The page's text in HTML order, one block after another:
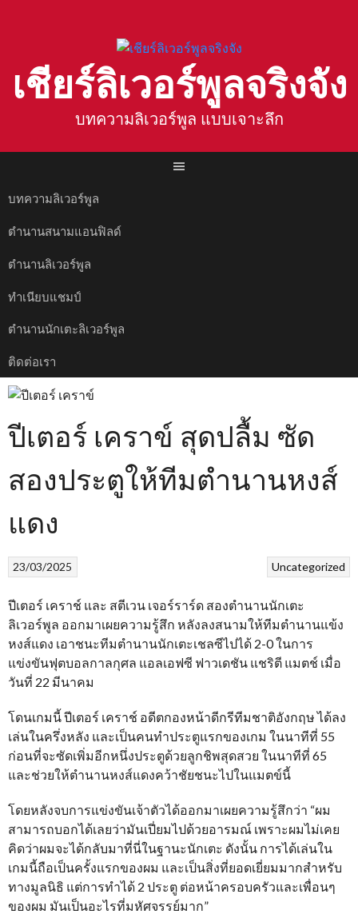
เชียร์ลิเวอร์พูลจริงจัง
บทความลิเวอร์พูล แบบเจาะลึก
บทความลิเวอร์พูล
ตำนานสนามแอนฟิลด์
ตำนานลิเวอร์พูล
ทำเนียบแชมป์
ตำนานนักเตะลิเวอร์พูล
ติดต่อเรา
ปีเตอร์ เคราข์ สุดปลื้ม ซัด
สองประตูให้ทีมตำนานหงส์
แดง
Uncategorized
23/03/2025
ปีเตอร์ เคราช์ และ สตีเวน เจอร์ราร์ด สองตำนานนักเตะ
ลิเวอร์พูล ออกมาเผยความรู้สึก หลังลงสนามให้ทีมตำนานแข้ง
หงส์แดง เอาชนะทีมตำนานนักเตะเชลซีไปได้ 2-0 ในการ
แข่งขันฟุตบอลกาลกุศล แอลเอฟซี ฟาวเดชัน แชริตี แมตช์ เมื่อ
วันที่ 22 มีนาคม
โดนเกมนี้ ปีเตอร์ เคราช์ อดีตกองหน้าดีกรีทีมชาติอังกฤษ ได้ลง
เล่นในครึ่งหลัง และเป็นคนทำประตูแรกของเกม ในนาทีที่ 55
ก่อนที่จะซัดเพิ่มอีกหนึ่งประตูด้วยลูกชิพสุดสวย ในนาทีที่ 65
และช่วยให้ตำนานหงส์แดงคว้าชัยชนะไปในแมตข์นี้
โดยหลังจบการแข่งขันเจ้าตัวได้ออกมาเผยความรู้สึกว่า “ผม
สามารถบอกได้เลยว่ามันเปี่ยมไปด้วยอารมณ์ เพราะผมไม่เคย
คิดว่าผมจะได้กลับมาที่นี่ในฐานะนักเตะ ดังนั้น การได้เล่นใน
เกมนี้ถือเป็นครั้งแรกของผม และเป็นสิ่งที่ยอดเยี่ยมมากสำหรับ
ทางมูลนิธิ แต่การทำได้ 2 ประตู ต่อหน้าครอบครัวและเพื่อนๆ
ของผม มันเป็นอะไรที่มหัศจรรย์มาก”